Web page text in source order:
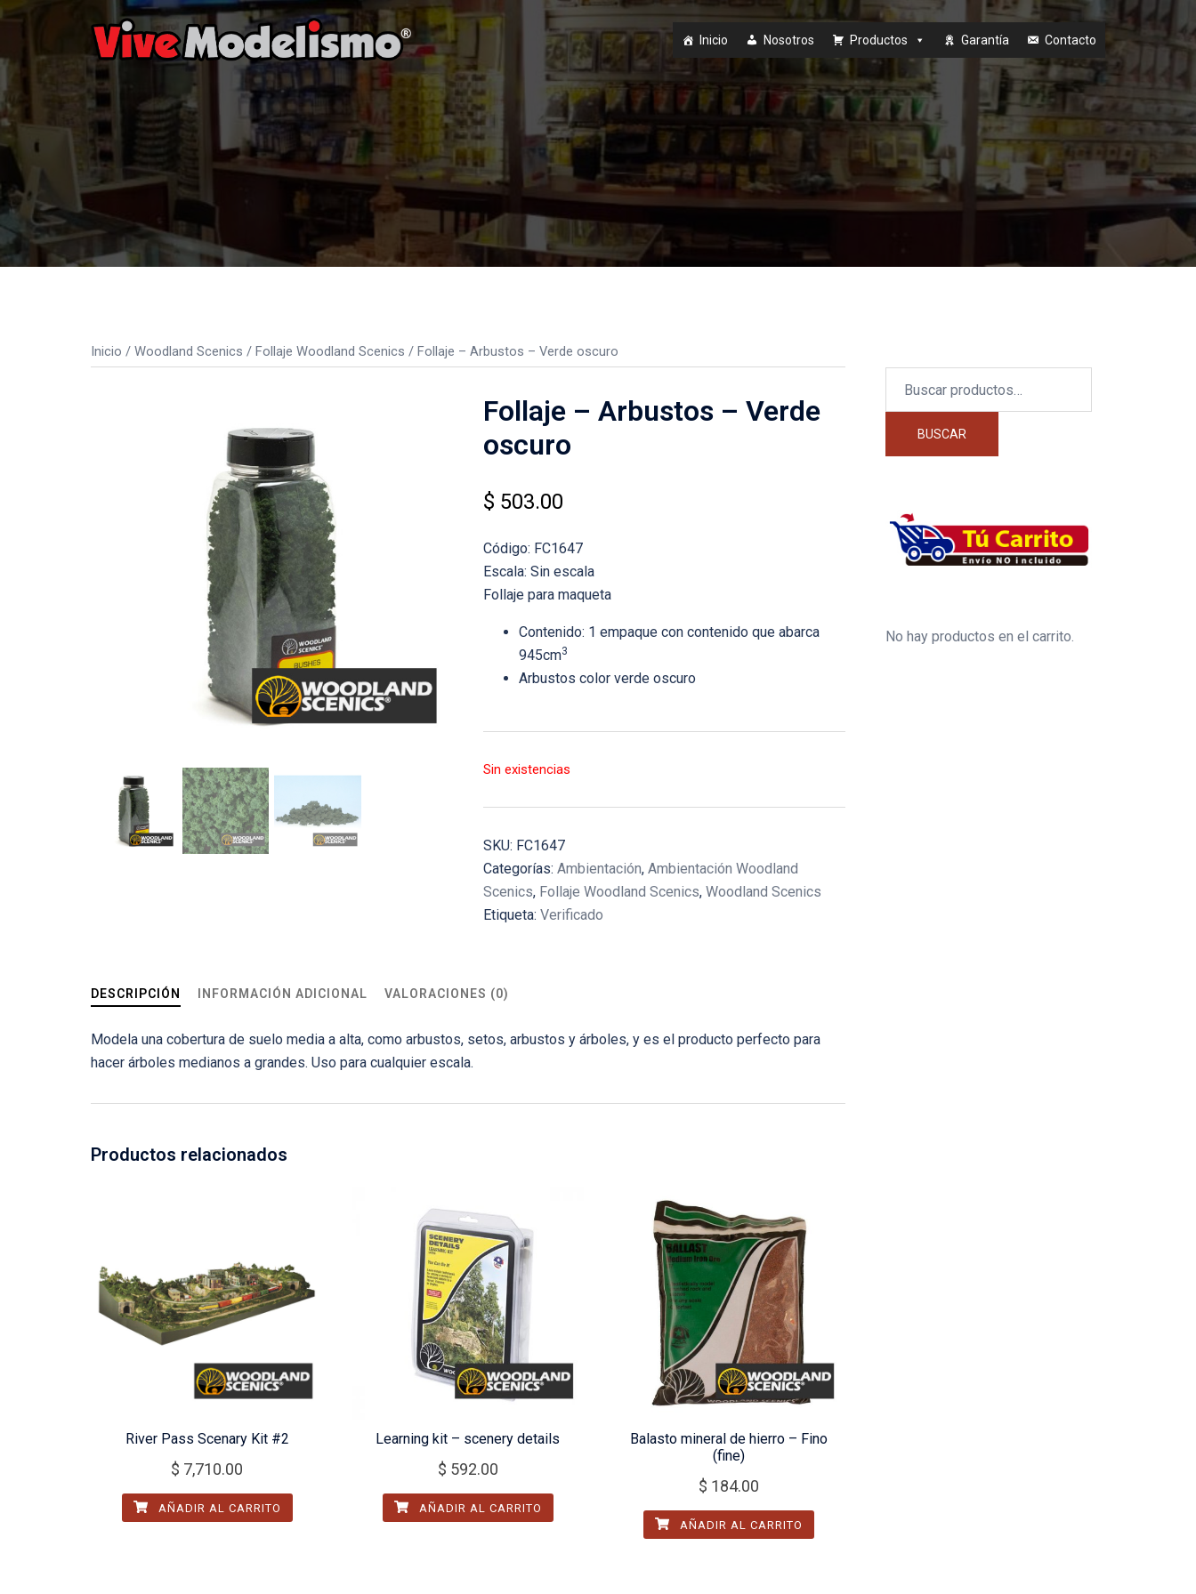
Saltar
contenido
Inicio Nosotros Productos Garantía Contacto
Inicio / Woodland Scenics / Follaje Woodland Scenics / Follaje – Arbustos – Verde oscuro
Follaje – Arbustos – Verde
oscuro
$ 503.00
Código: FC1647
Escala: Sin escala
Follaje para maqueta
Contenido: 1 empaque con contenido que abarca
945cm3
Arbustos color verde oscuro
Sin existencias
SKU: FC1647
Categorías: Ambientación, Ambientación Woodland
Scenics, Follaje Woodland Scenics, Woodland Scenics
Etiqueta: Verificado
DESCRIPCIÓN INFORMACIÓN ADICIONAL VALORACIONES (0)
Modela una cobertura de suelo media a alta, como arbustos, setos, arbustos y árboles, y es el producto perfecto para
hacer árboles medianos a grandes. Uso para cualquier escala.
Productos relacionados
River Pass Scenary Kit #2
$ 7,710.00
AÑADIR AL CARRITO
Learning kit – scenery details
$ 592.00
AÑADIR AL CARRITO
Balasto mineral de hierro – Fino
(fine)
$ 184.00
AÑADIR AL CARRITO
por:
BUSCAR
No hay productos en el carrito.